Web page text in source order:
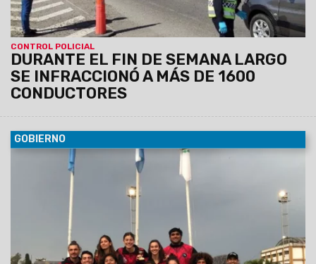
CONTROL POLICIAL
DURANTE EL FIN DE SEMANA LARGO
SE INFRACCIONÓ A MÁS DE 1600
CONDUCTORES
GOBIERNO
10/10/2022
Los atletas salteños se consagraron
campeones en la cita nacional que reunió a 44 clubes de
todo el país en la Ciudad Deportiva de Neuquén.